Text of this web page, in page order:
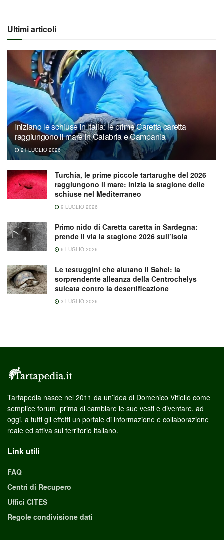
Ultimi articoli
Iniziano le schiuse in Italia: le prime Caretta caretta
raggiungono il mare in Calabria e Campania
21 LUGLIO 2026
Turchia, le prime piccole tartarughe del 2026
raggiungono il mare: inizia la stagione delle
schiuse nel Mediterraneo
9 LUGLIO 2026
Primo nido di Caretta caretta in Sardegna:
prende il via la stagione 2026 sull’isola
6 LUGLIO 2026
Le testuggini che aiutano il Sahel: la
sorprendente alleanza della Centrochelys
sulcata contro la desertificazione
3 LUGLIO 2026
Tartapedia nasce nel 2011 da un’idea di Domenico Vitiello come
semplice forum, prima di cambiare le sue vesti e diventare, ad
oggi, a tutti gli effetti un portale di informazione e collaborazione
reale ed attiva sul territorio italiano.
Link utili
FAQ
Centri di Recupero
Uffici CITES
Regole condivisione dati